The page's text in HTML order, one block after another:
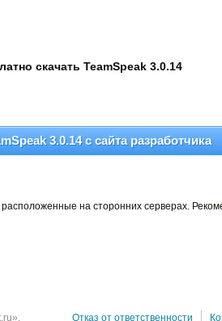
скачать TeamSpeak 3.0.14
3.0.14 c сайта разработчика
на сторонних серверах.
Отказ от ответственности